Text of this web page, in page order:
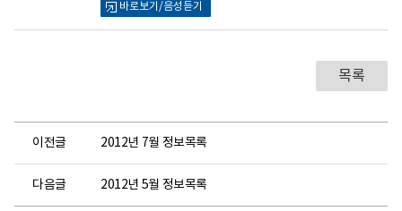
어
바로보기/음성듣기
목록
이전글 2012년 7월 정보목록
다음글 2012년 5월 정보목록